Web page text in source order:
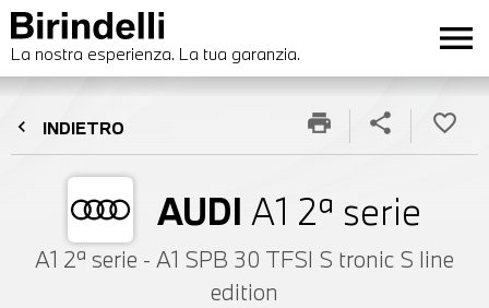
La nostra esperienza. La tua garanzia. menu
chevron_left INDIETRO
AUDI A1 2ª serie
A1 2ª serie - A1 SPB 30 TFSI S tronic S line
edition
print share favorite_border